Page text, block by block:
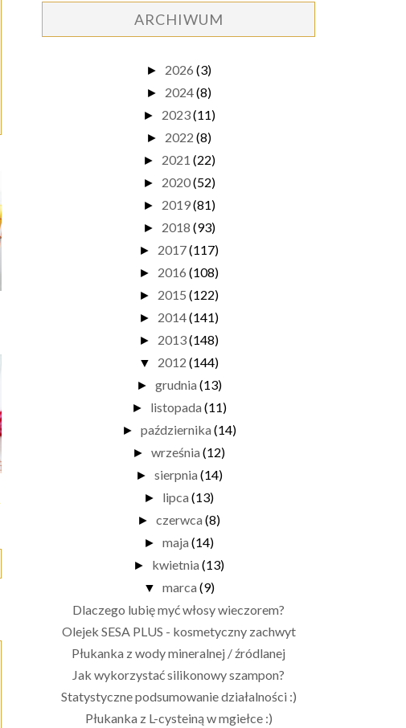
ARCHIWUM
► 2026 (3)
► 2024(8)
► 2023(11)
► 2022 (8)
► 2021 (22)
► 2020(52)
► 2019(81)
► 2018 (93)
► 2017(117)
► 2016 (108)
► 2015 (122)
► 2014(141)
► 2013(148)
▼ 2012 (144)
► grudnia (13)
► listopada (11)
► października (14)
► września (12)
► sierpnia (14)
► lipca (13)
► czerwca (8)
► maja (14)
► kwietnia (13)
▼ marca (9)
Dlaczego lubię myć włosy wieczorem?
Olejek SESA PLUS - kosmetyczny zachwyt
Płukanka z wody mineralnej / źródlanej
Jak wykorzystać silikonowy szampon?
Statystyczne podsumowanie działalności :)
Płukanka z L-cysteiną w mgiełce :)